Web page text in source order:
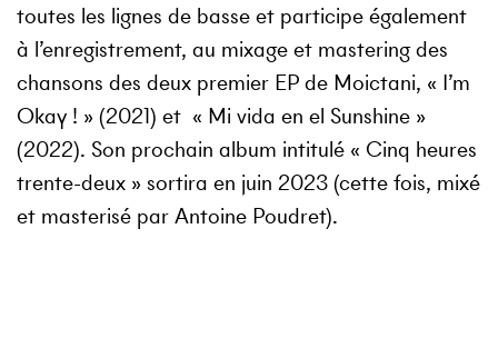
toutes les lignes de basse et participe également
à l’enregistrement, au mixage et mastering des
chansons des deux premier EP de Moictani, « I’m
Okay ! » (2021) et « Mi vida en el Sunshine »
(2022). Son prochain album intitulé « Cinq heures
trente-deux » sortira en juin 2023 (cette fois, mixé
et masterisé par Antoine Poudret).